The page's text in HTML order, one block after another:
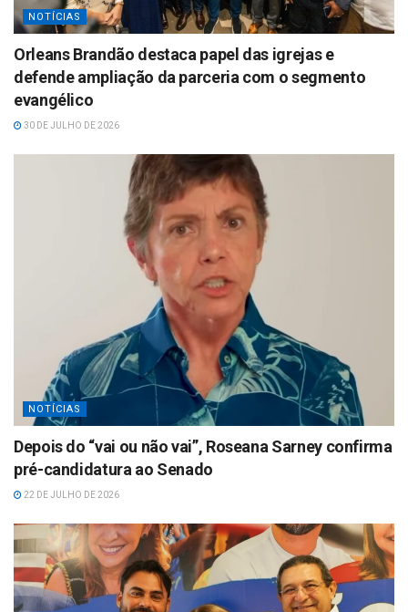
NOTÍCIAS
Orleans Brandão destaca papel das igrejas e
defende ampliação da parceria com o segmento
evangélico
30 DE JULHO DE 2026
NOTÍCIAS
Depois do “vai ou não vai”, Roseana Sarney confirma
pré-candidatura ao Senado
22 DE JULHO DE 2026